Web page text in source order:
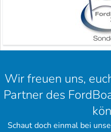
Wir freuen uns,
Partner des
Schaut doch einmal bei